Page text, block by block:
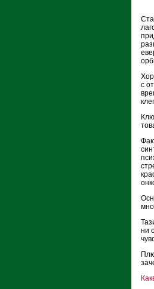
с
ни